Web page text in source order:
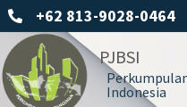
+62 813-9028-0464
PJBSI
Indonesia